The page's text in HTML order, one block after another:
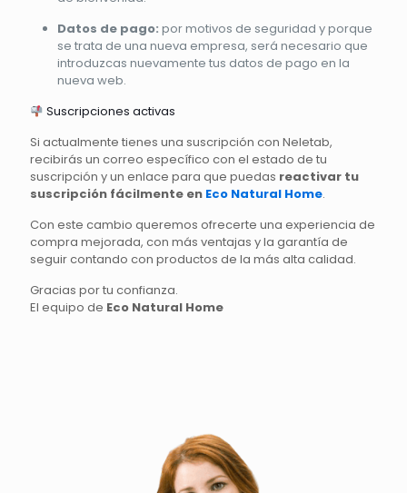
Datos de pago: por motivos de seguridad y porque
se trata de una nueva empresa, será necesario que
introduzcas nuevamente tus datos de pago en la
nueva web.
Suscripciones activas
Si actualmente tienes una suscripción con Neletab,
recibirás un correo específico con el estado de tu
suscripción y un enlace para que puedas reactivar tu
suscripción fácilmente en Eco Natural Home.
Con este cambio queremos ofrecerte una experiencia de
compra mejorada, con más ventajas y la garantía de
seguir contando con productos de la más alta calidad.
Gracias por tu confianza.
El equipo de Eco Natural Home